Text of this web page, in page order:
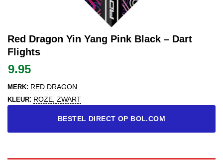
Red Dragon Yin Yang Pink Black – Dart
Flights
9.95
MERK: RED DRAGON
KLEUR: ROZE, ZWART
BESTEL DIRECT OP BOL.COM